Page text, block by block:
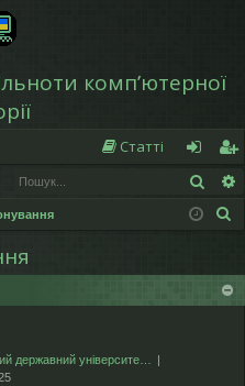
компʼютерної
Статті
хі
д
еє
ст
а
державний університе…